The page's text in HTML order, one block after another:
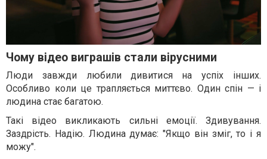
Чому відео виграшів стали вірусними
Люди завжди любили дивитися на успіх інших.
Особливо коли це трапляється миттєво. Один спін — і
людина стає багатою.
Такі відео викликають сильні емоції. Здивування.
Заздрість. Надію. Людина думає: "Якщо він зміг, то і я
можу".